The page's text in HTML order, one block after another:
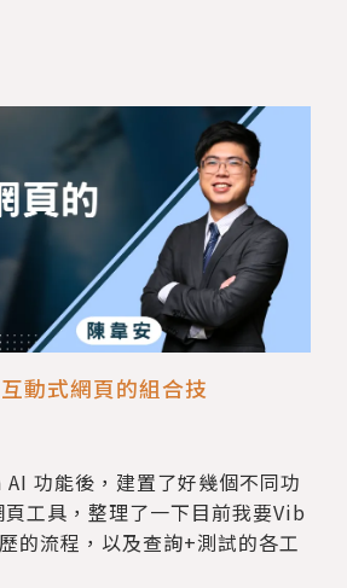
動式網頁的組合技
功能後，​建置了好幾個不同功
工具，​整理了一下目前我要Vib
的流程，​以及查詢+測試的各工